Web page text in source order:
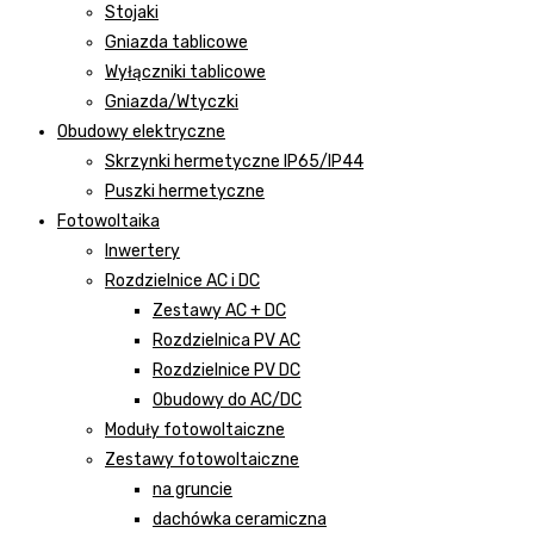
Stojaki
Gniazda tablicowe
Wyłączniki tablicowe
Gniazda/Wtyczki
Obudowy elektryczne
Skrzynki hermetyczne IP65/IP44
Puszki hermetyczne
Fotowoltaika
Inwertery
Rozdzielnice AC i DC
Zestawy AC + DC
Rozdzielnica PV AC
Rozdzielnice PV DC
Obudowy do AC/DC
Moduły fotowoltaiczne
Zestawy fotowoltaiczne
na gruncie
dachówka ceramiczna